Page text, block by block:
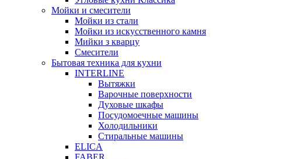
Мойки и смесители
Мойки из стали
Мойки из искусственного камня
Мийки з кварцу
Смесители
Бытовая техника для кухни
INTERLINE
Вытяжки
Варочные поверхности
Духовые шкафы
Посудомоечные машины
Холодильники
Стиральные машины
ELICA
FABER